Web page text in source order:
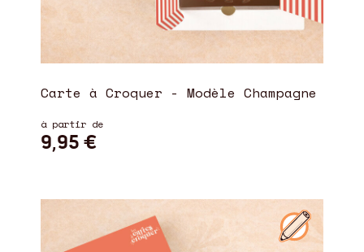
Carte à Croquer - Modèle Champagne
à partir de
9,95 €